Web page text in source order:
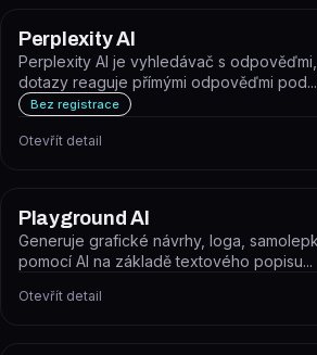
Perplexity AI
Perplexity AI je vyhledávač s
dotazy reaguje přímými odpověďmi pod...
Bez registrace
Otevřít detail
Playground AI
Generuje grafické návrhy, loga,
pomocí AI na základě textového popisu...
Otevřít detail